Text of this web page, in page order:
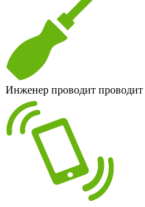
Инженер проводит проводит